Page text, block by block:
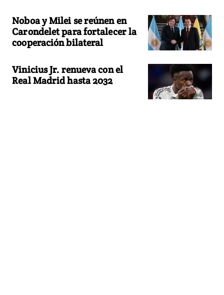
Noboa y Milei se reúnen en
Carondelet para fortalecer la
cooperación bilateral
Vinicius Jr. renueva con el
Real Madrid hasta 2032